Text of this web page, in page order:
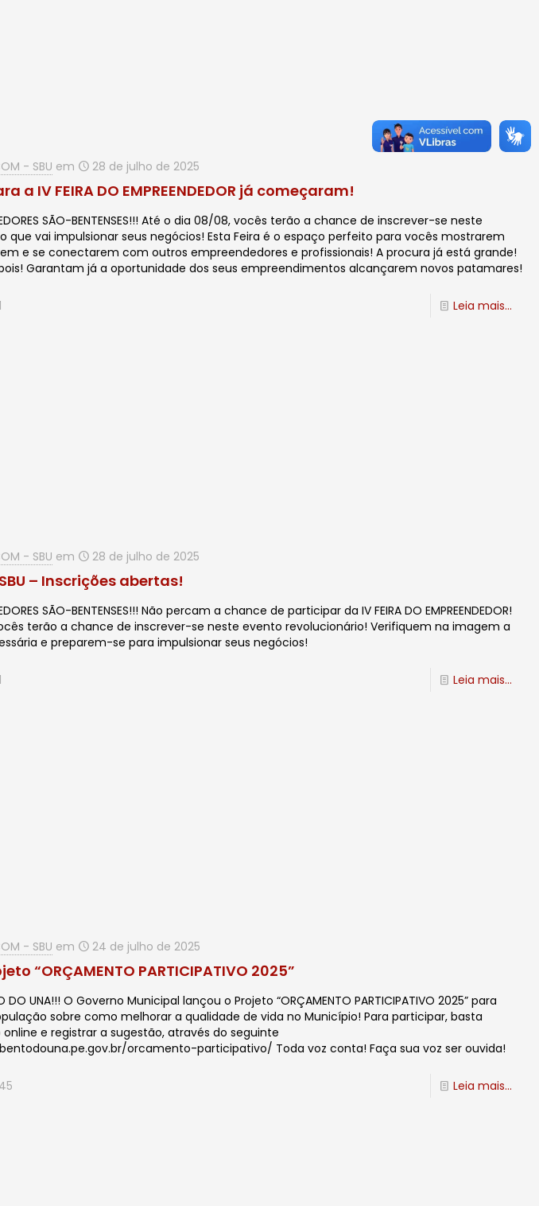
- SBU em 28 de julho de 2025
a IV FEIRA DO EMPREENDEDOR já começaram!
SÃO-BENTENSES!!! Até o dia 08/08, vocês terão a chance de inscrever-se neste
que vai impulsionar seus negócios! Esta Feira é o espaço perfeito para vocês mostrarem
e se conectarem com outros empreendedores e profissionais! A procura já está grande!
Garantam já a oportunidade dos seus empreendimentos alcançarem novos patamares!
Leia mais...
- SBU em 28 de julho de 2025
– Inscrições abertas!
SÃO-BENTENSES!!! Não percam a chance de participar da IV FEIRA DO EMPREENDEDOR!
terão a chance de inscrever-se neste evento revolucionário! Verifiquem na imagem a
e preparem-se para impulsionar seus negócios!
Leia mais...
- SBU em 24 de julho de 2025
“ORÇAMENTO PARTICIPATIVO 2025”
DO UNA!!! O Governo Municipal lançou o Projeto “ORÇAMENTO PARTICIPATIVO 2025” para
sobre como melhorar a qualidade de vida no Município! Para participar, basta
e registrar a sugestão, através do seguinte
orcamento-participativo/ Toda voz conta! Faça sua voz ser ouvida!
45 Leia mais...